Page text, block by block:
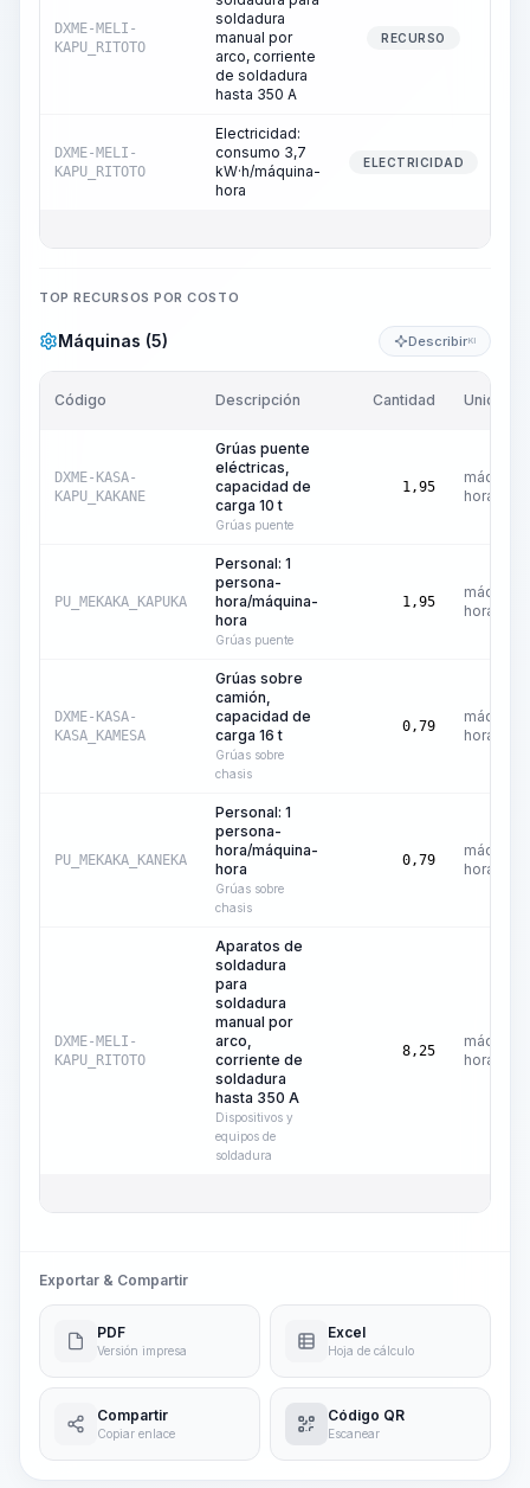
DXME-MELI-
KAPU_RITOTO
soldadura
manual por
arco, corriente
de soldadura
hasta 350 A
RECURSO
DXME-MELI-
KAPU_RITOTO
Electricidad:
consumo 3,7
kW·h/máquina-
hora
ELECTRICIDAD
TOP RECURSOS POR COSTO
Máquinas (5) DescribirKI
Código Descripción Cantidad Unidad
DXME-KASA-
KAPU_KAKANE
Grúas puente
eléctricas,
capacidad de
carga 10 t
Grúas puente
1,95
máquina-
hora
PU_MEKAKA_KAPUKA
Personal: 1
persona-
hora/máquina-
hora
Grúas puente
1,95
máquina-
hora
DXME-KASA-
KASA_KAMESA
Grúas sobre
camión,
capacidad de
carga 16 t
Grúas sobre
chasis
0,79
máquina-
hora
PU_MEKAKA_KANEKA
Personal: 1
persona-
hora/máquina-
hora
Grúas sobre
chasis
0,79
máquina-
hora
DXME-MELI-
KAPU_RITOTO
Aparatos de
soldadura
para
soldadura
manual por
arco,
corriente de
soldadura
hasta 350 A
Dispositivos y
equipos de
soldadura
8,25
máquina-
hora
Exportar & Compartir
PDF
Versión impresa
Excel
Hoja de cálculo
Compartir
Copiar enlace
Código QR
Escanear